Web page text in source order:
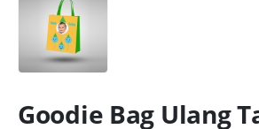
Goodie Bag Ulang